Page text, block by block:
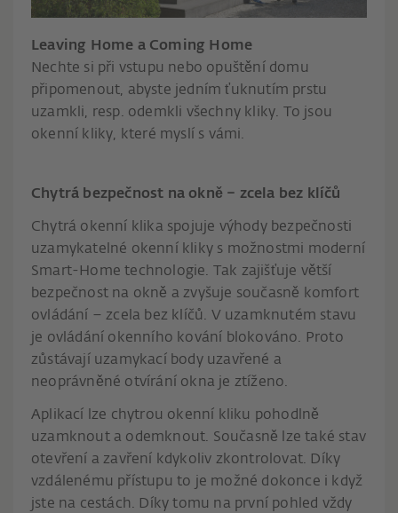
Leaving Home a Coming Home
Nechte si při vstupu nebo opuštění domu
připomenout, abyste jedním ťuknutím prstu
uzamkli, resp. odemkli všechny kliky. To jsou
okenní kliky, které myslí s vámi.
Chytrá bezpečnost na okně – zcela bez klíčů
Chytrá okenní klika spojuje výhody bezpečnosti
uzamykatelné okenní kliky s možnostmi moderní
Smart-Home technologie. Tak zajišťuje větší
bezpečnost na okně a zvyšuje současně komfort
ovládání – zcela bez klíčů. V uzamknutém stavu
je ovládání okenního kování blokováno. Proto
zůstávají uzamykací body uzavřené a
neoprávněné otvírání okna je ztíženo.
Aplikací lze chytrou okenní kliku pohodlně
uzamknout a odemknout. Současně lze také stav
otevření a zavření kdykoliv zkontrolovat. Díky
vzdálenému přístupu to je možné dokonce i když
jste na cestách. Díky tomu na první pohled vždy